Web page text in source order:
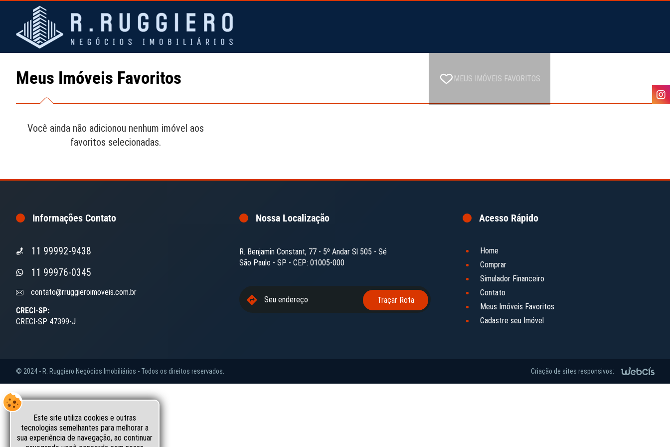
MEUS IMÓVEIS FAVORITOS
Meus Imóveis Favoritos
Você ainda não adicionou nenhum imóvel aos
favoritos selecionadas.
Informações Contato
11 99992-9438
11 99976-0345
contato@rruggieroimoveis.com.br
CRECI-SP:
CRECI-SP 47399-J
Nossa Localização
R. Benjamin Constant, 77 - 5º Andar Sl 505 - Sé
São Paulo - SP - CEP: 01005-000
Acesso Rápido
Home
Comprar
Simulador Financeiro
Contato
Meus Imóveis Favoritos
Cadastre seu Imóvel
© 2024 - R. Ruggiero Negócios Imobiliários - Todos os direitos reservados. Criação de sites responsivos:
Este site utiliza cookies e outras
tecnologias semelhantes para melhorar a
sua experiência de navegação, ao continuar